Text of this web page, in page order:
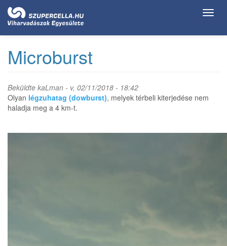
Ugrás
tartalomra
Microburst
Beküldte kaLman - v, 02/11/2018 - 18:42
Olyan légzuhatag (dowburst), melyek térbeli kiterjedése nem
haladja meg a 4 km-t.